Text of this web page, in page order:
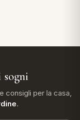
consigli per la casa,
.